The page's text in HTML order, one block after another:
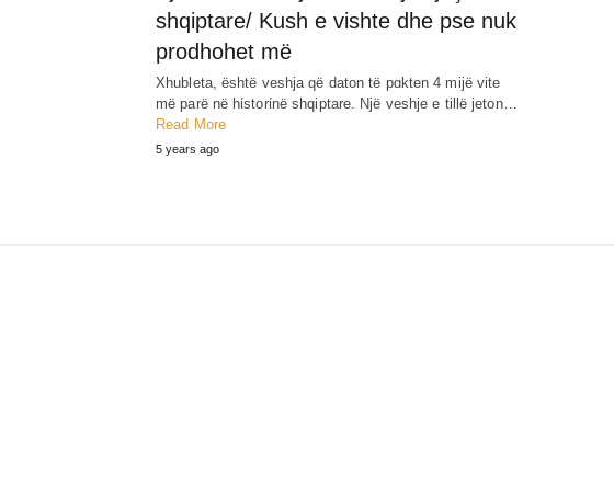
shqiptare/ Kush e vishte dhe pse nuk
prodhohet më
Xhubleta, është veshja që daton të pɑkten 4 mijë vite
më parë në hίstorίnë shqiptare. Një veshje e tillë jeton…
Read More
5 years ago